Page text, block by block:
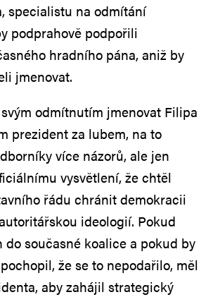
specialistu na odmítání
podprahově podpořili
hradního pána, aniž by
jmenovat.
odmítnutím jmenovat Filipa
prezident za lubem, na to
více názorů, ale jen
vysvětlení, že chtěl
řádu chránit demokracii
ideologií. Pokud
současné koalice a pokud by
že se to nepodařilo, měl
aby zahájil strategický